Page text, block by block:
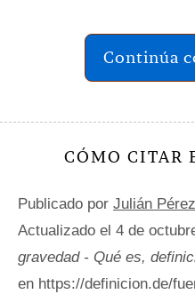
Continúa
CÓMO CITAR
Publicado por Julián
Actualizado el 4 de
gravedad - Qué es,
en https://definicion.de/